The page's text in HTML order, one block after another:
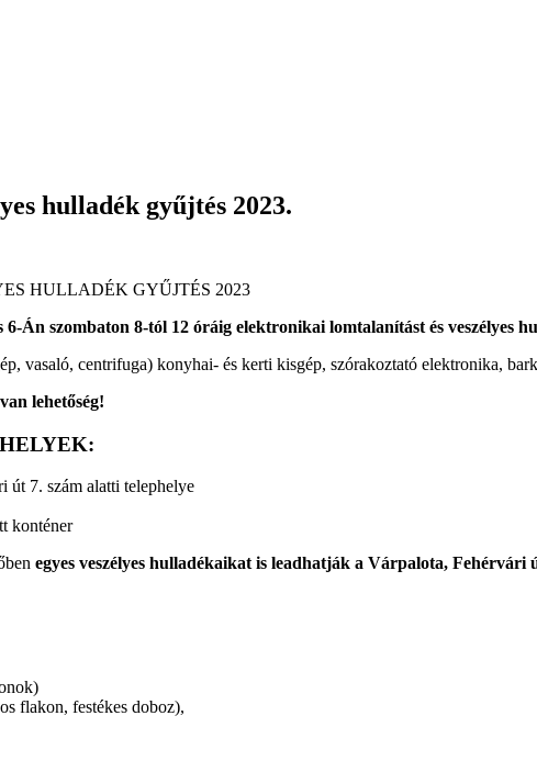
hulladék gyűjtés 2023.
6-Án szombaton 8-tól 12 óráig elektronikai lomtalanítást és veszélyes
vasaló, centrifuga) konyhai- és kerti kisgép, szórakoztató elektronika,
lehetőség!
7. szám alatti telephelye
konténer
egyes veszélyes hulladékaikat is leadhatják a Várpalota, Fehérvári
flakon, festékes doboz),